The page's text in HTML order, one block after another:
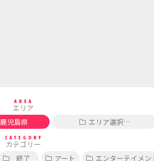
AREA
エリア
鹿児島県 エリア選択…
CATEGORY
カテゴリー
_終了_ アート エンターテイメン